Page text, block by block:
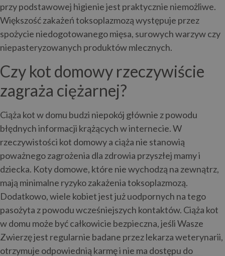
przy podstawowej higienie jest praktycznie niemożliwe.
Większość zakażeń toksoplazmozą występuje przez
spożycie niedogotowanego mięsa, surowych warzyw czy
niepasteryzowanych produktów mlecznych.
Czy kot domowy rzeczywiście
zagraża ciężarnej?
Ciąża kot w domu budzi niepokój głównie z powodu
błędnych informacji krążących w internecie. W
rzeczywistości kot domowy a ciąża nie stanowią
poważnego zagrożenia dla zdrowia przyszłej mamy i
dziecka. Koty domowe, które nie wychodzą na zewnątrz,
mają minimalne ryzyko zakażenia toksoplazmozą.
Dodatkowo, wiele kobiet jest już uodpornych na tego
pasożyta z powodu wcześniejszych kontaktów. Ciąża kot
w domu może być całkowicie bezpieczna, jeśli Wasze
Zwierzę jest regularnie badane przez lekarza weterynarii,
otrzymuje odpowiednią karmę i nie ma dostępu do